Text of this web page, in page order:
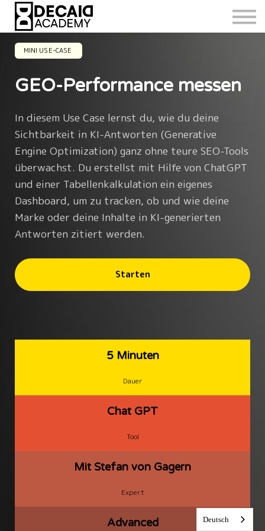
MINI USE-CASE
GEO-Performance messen
In diesem Use Case lernst du, wie du deine
Sichtbarkeit in KI-Antworten (Generative
Engine Optimization) ganz ohne teure SEO-Tools
überwachst. Du erstellst mit Hilfe von ChatGPT
und einer Tabellenkalkulation ein eigenes
Dashboard, um zu tracken, ob und wie deine
Marke oder deine Inhalte in KI-generierten
Antworten zitiert werden.
Starten
5 Minuten
Dauer
Chat GPT
Tool
Mit Stefan von Gagern
Expert
Advanced Deutsch